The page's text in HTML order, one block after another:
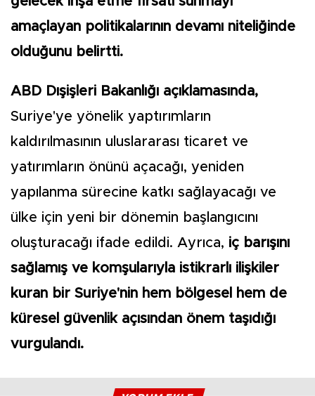
amaçlayan politikalarının devamı niteliğinde
olduğunu belirtti.
ABD Dışişleri Bakanlığı açıklamasında,
Suriye'ye yönelik yaptırımların
kaldırılmasının uluslararası ticaret ve
yatırımların önünü açacağı, yeniden
yapılanma sürecine katkı sağlayacağı ve
ülke için yeni bir dönemin başlangıcını
oluşturacağı ifade edildi. Ayrıca, iç barışını
sağlamış ve komşularıyla istikrarlı ilişkiler
kuran bir Suriye'nin hem bölgesel hem de
küresel güvenlik açısından önem taşıdığı
vurgulandı.